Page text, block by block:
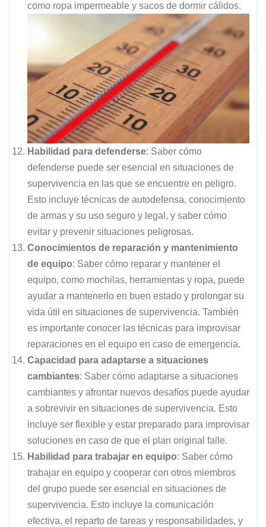
como ropa impermeable y sacos de dormir cálidos.
Habilidad para defenderse: Saber cómo
defenderse puede ser esencial en situaciones de
supervivencia en las que se encuentre en peligro.
Esto incluye técnicas de autodefensa, conocimiento
de armas y su uso seguro y legal, y saber cómo
evitar y prevenir situaciones peligrosas.
Conocimientos de reparación y mantenimiento
de equipo: Saber cómo reparar y mantener el
equipo, como mochilas, herramientas y ropa, puede
ayudar a mantenerlo en buen estado y prolongar su
vida útil en situaciones de supervivencia. También
es importante conocer las técnicas para improvisar
reparaciones en el equipo en caso de emergencia.
Capacidad para adaptarse a situaciones
cambiantes: Saber cómo adaptarse a situaciones
cambiantes y afrontar nuevos desafíos puede ayudar
a sobrevivir en situaciones de supervivencia. Esto
incluye ser flexible y estar preparado para improvisar
soluciones en caso de que el plan original falle.
Habilidad para trabajar en equipo: Saber cómo
trabajar en equipo y cooperar con otros miembros
del grupo puede ser esencial en situaciones de
supervivencia. Esto incluye la comunicación
efectiva, el reparto de tareas y responsabilidades, y